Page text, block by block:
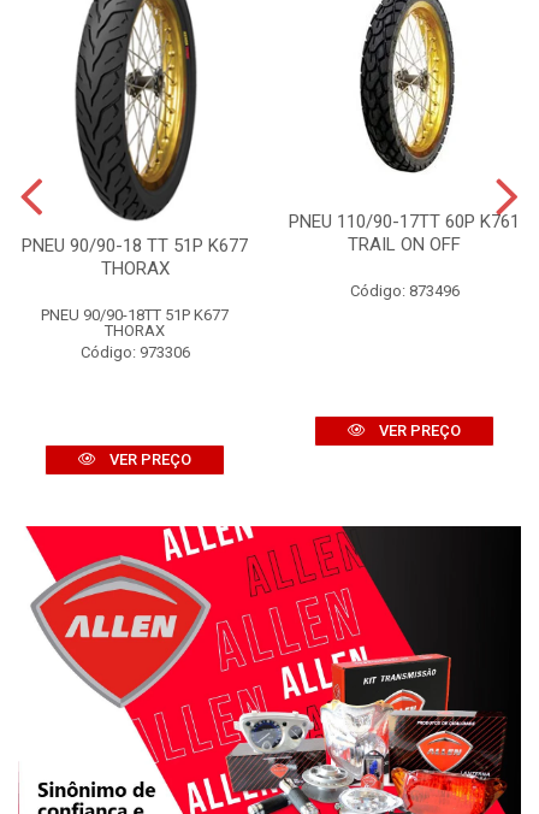
PNEU 90/90-18 TT 51P K677
THORAX
PNEU 90/90-18TT 51P K677
THORAX
Código: 973306
VER PREÇO
PNEU 110/90-17TT 60P K761
TRAIL ON OFF
Código: 873496
VER PREÇO